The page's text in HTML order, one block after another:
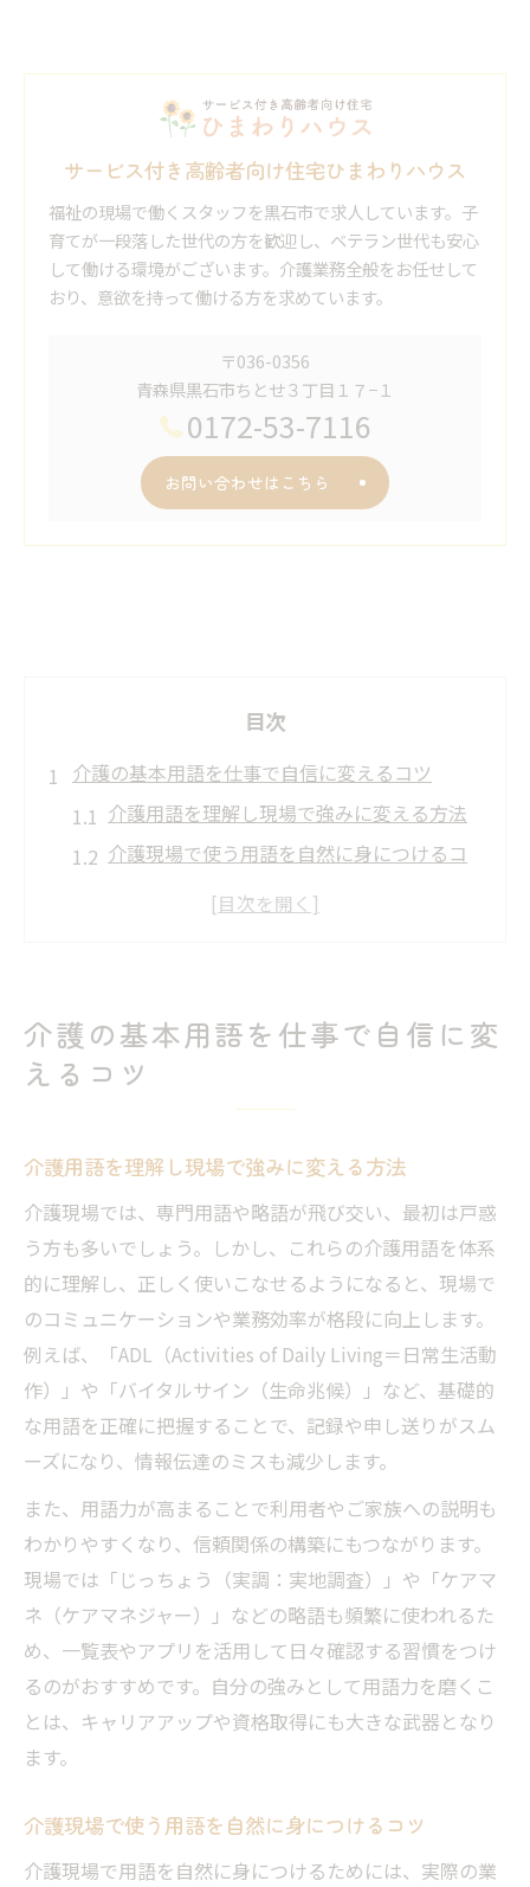
サービス付き高齢者向け住宅ひまわりハウス
福祉の現場で働くスタッフを黒石市で求人しています。子
育てが一段落した世代の方を歓迎し、ベテラン世代も安心
して働ける環境がございます。介護業務全般をお任せして
おり、意欲を持って働ける方を求めています。
〒036-0356
青森県黒石市ちとせ３丁目１７−１
0172-53-7116
お問い合わせはこちら
目次
介護の基本用語を仕事で自信に変えるコツ
介護用語を理解し現場で強みに変える方法
介護現場で使う用語を自然に身につけるコ
現場で役立つ介護用語一覧と実践への活かし方
介護用語一覧で現場の困りごとを解決する
よく使う介護用語の意味と使い方を実践解
説
介護現場で役立つ用語表の使いこなし術
頻出介護用語を現場対応に活かす秘訣
一覧表で身につく介護用語の実践的な使い
方
覚えにくい介護略語も効率よくマスターする方
法
介護略語一覧で覚え方のコツをつかむ方法
介護の略語を短期間で身につける暗記術
よく使う介護略語を効率的に覚えるポイン
ト
現場で混乱しない介護略語マスターの秘訣
介護用語の略語一覧を活用する学習法
用語力を高めるなら介護用語覚え方の工夫を
介護の用語力を高める覚え方のポイント
アプリや表で介護用語を効率的に覚える方
介護の基本用語を仕事で自信に変
えるコツ
介護用語を理解し現場で強みに変える方法
介護現場では、専門用語や略語が飛び交い、最初は戸惑
う方も多いでしょう。しかし、これらの介護用語を体系
的に理解し、正しく使いこなせるようになると、現場で
のコミュニケーションや業務効率が格段に向上します。
例えば、「ADL（Activities of Daily Living＝日常生活動
作）」や「バイタルサイン（生命兆候）」など、基礎的
な用語を正確に把握することで、記録や申し送りがスム
ーズになり、情報伝達のミスも減少します。
また、用語力が高まることで利用者やご家族への説明も
わかりやすくなり、信頼関係の構築にもつながります。
現場では「じっちょう（実調：実地調査）」や「ケアマ
ネ（ケアマネジャー）」などの略語も頻繁に使われるた
め、一覧表やアプリを活用して日々確認する習慣をつけ
るのがおすすめです。自分の強みとして用語力を磨くこ
とは、キャリアアップや資格取得にも大きな武器となり
ます。
介護現場で使う用語を自然に身につけるコツ
介護現場で用語を自然に身につけるためには、実際の業